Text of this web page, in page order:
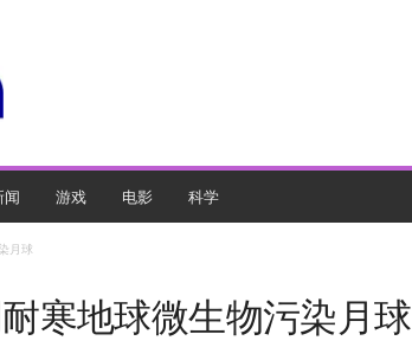
闻 游戏 电影 科学
月球
寒地球微生物污染月球